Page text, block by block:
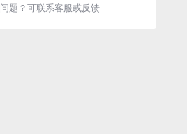
题？可联系客服或反馈